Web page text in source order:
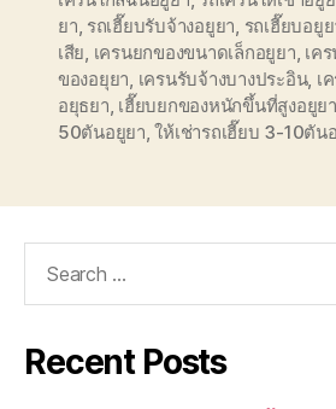
ยา รถเฮี๊ยบรับจ้างอยูยา รถเฮี๊ยบอยูย
เสีย เครนยกของขนาดเล็กอยูยา เค
ของอยุยา เครนรับจ้างบางประอิน, เ
อยุธยา เฮี๊ยบยกของหนักขึ้นที่สูงอยูยา
50ตันอยูยา ,ให้เช่ารถเฮี๊ยบ 3-10ตัน
Recent Posts